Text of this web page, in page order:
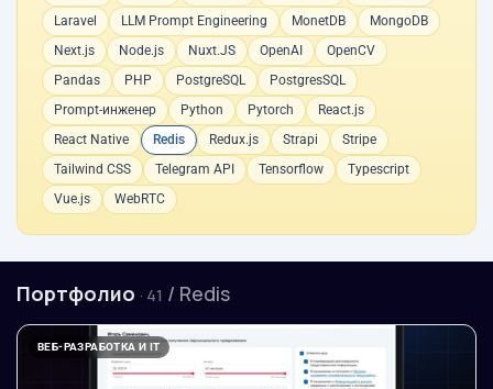
Laravel
LLM Prompt Engineering MonetDB
MongoDB
Next.js
Node.js Nuxt.JS OpenAI
OpenCV
Pandas
PHP PostgreSQL
PostgresSQL
Prompt-инженер
Python Pytorch
React.js
React Native
Redis Redux.js Strapi
Stripe
Tailwind CSS
Telegram API Tensorflow
Typescript
Vue.js
WebRTC
Портфолио · 41 / Redis
ВЕБ-РАЗРАБОТКА И IT